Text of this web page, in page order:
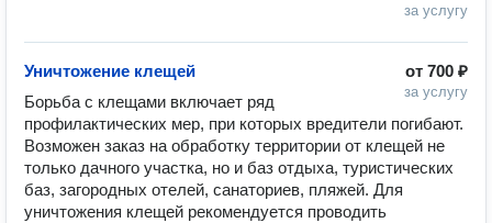
за услугу
от 700 ₽
за услугу
Уничтожение клещей
Борьба с клещами включает ряд
профилактических мер, при которых вредители погибают.
Возможен заказ на обработку территории от клещей не
только дачного участка, но и баз отдыха, туристических
баз, загородных отелей, санаториев, пляжей. Для
уничтожения клещей рекомендуется проводить